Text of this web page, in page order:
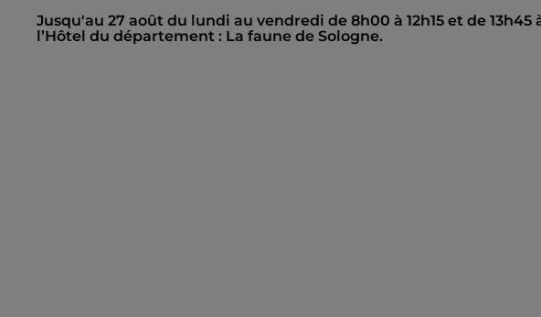
Jusqu'au 27 août du lundi au vendredi de 8h00 à 12h15 et de
l’Hôtel du département : La faune de Sologne.